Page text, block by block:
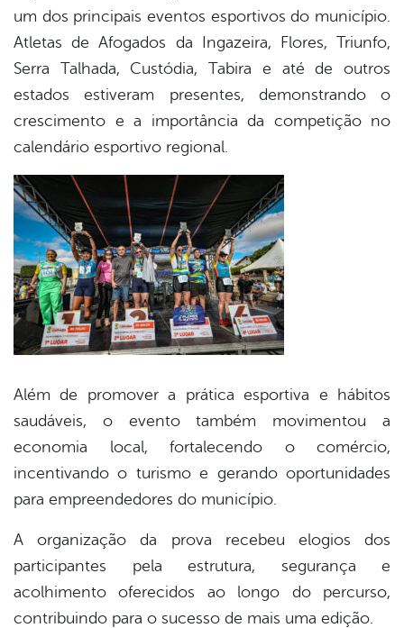
um dos principais eventos esportivos do município.
Atletas de Afogados da Ingazeira, Flores, Triunfo,
Serra Talhada, Custódia, Tabira e até de outros
estados estiveram presentes, demonstrando o
crescimento e a importância da competição no
calendário esportivo regional.
Além de promover a prática esportiva e hábitos
saudáveis, o evento também movimentou a
economia local, fortalecendo o comércio,
incentivando o turismo e gerando oportunidades
para empreendedores do município.
A organização da prova recebeu elogios dos
participantes pela estrutura, segurança e
acolhimento oferecidos ao longo do percurso,
contribuindo para o sucesso de mais uma edição.